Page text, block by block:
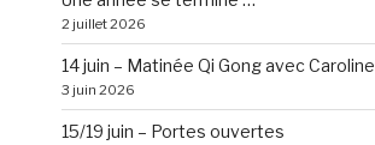
2 juillet 2026
14 juin – Matinée Qi Gong avec Caroline
3 juin 2026
15/19 juin – Portes ouvertes